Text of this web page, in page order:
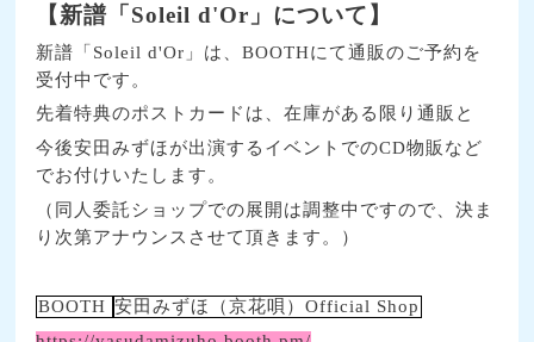
【新譜「Soleil d'Or 」について】
新譜「Soleil d'Or 」は、BOOTHにて通販のご予約を
受付中です。
先着特典のポストカードは、在庫がある限り通販と
今後安田みずほが出演するイベントでのCD物販など
でお付けいたします。
（同人委託ショップでの展開は調整中ですので、決ま
り次第アナウンスさせて頂きます。）
BOOTH 安田みずほ（京花唄）Official Shop